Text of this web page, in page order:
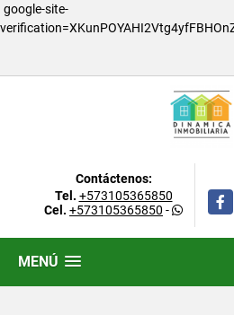
google-site-
Contáctenos:
Tel. +573105365850
Cel. +573105365850 -
MENÚ